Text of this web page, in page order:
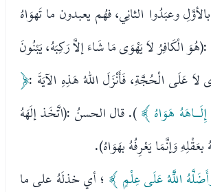
وعبَدُوا الثانِي، فهُم يعبدون ما تَهوَاهُ
الْكَافِرُ لاَ يَهْوَى مَا شَاءَ إلاَّ رَكِبَهُ، يَبْنُونَ
لاَ عَلَى الْحُجَّةِ، فَأَنْزَلَ اللهُ هَذِهِ الآيَةَ :﴿
هَوَاهُ ﴾). قال الحسنُ :(اتَّخَذ إلَهَهُ
وَإنَّمَا يَعْرِفُهُ بهَوَاهُ).
اللَّهُ عَلَى عِلْمٍ ﴾ ؛ أي خذلَهُ على ما